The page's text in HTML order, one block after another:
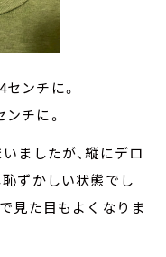
センチに。
チに。
ましたが、縦にデロ
ずかしい状態でし
見た目もよくなりま